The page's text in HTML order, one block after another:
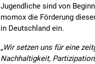
Jugendliche sind von
momox die Förderung
in Deutschland ein.
„Wir setzen uns für eine
Nachhaltigkeit,